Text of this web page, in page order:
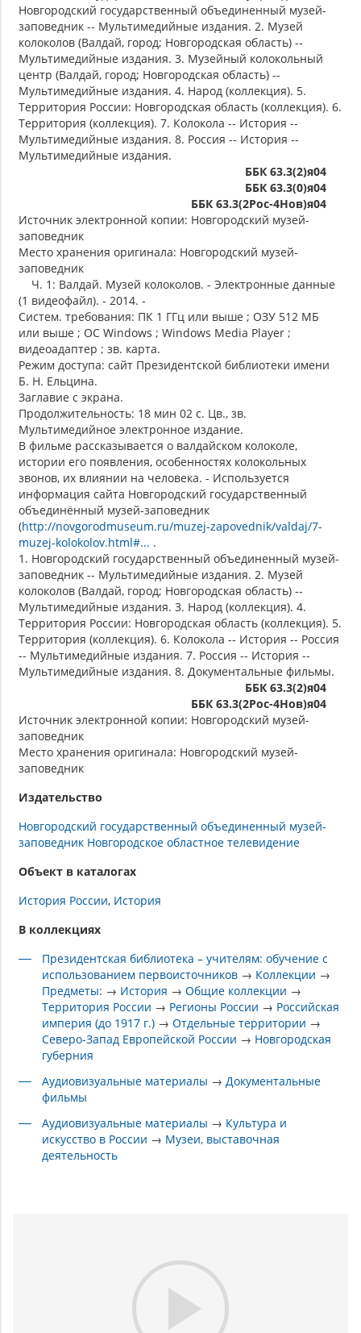
Новгородский государственный объединенный музей-
заповедник -- Мультимедийные издания. 2. Музей
колоколов (Валдай, город; Новгородская область) --
Мультимедийные издания. 3. Музейный колокольный
центр (Валдай, город; Новгородская область) --
Мультимедийные издания. 4. Народ (коллекция). 5.
Территория России: Новгородская область (коллекция). 6.
Территория (коллекция). 7. Колокола -- История --
Мультимедийные издания. 8. Россия -- История --
Мультимедийные издания.
ББК 63.3(2)я04
ББК 63.3(0)я04
ББК 63.3(2Рос-4Нов)я04
Источник электронной копии: Новгородский музей-
заповедник
Место хранения оригинала: Новгородский музей-
заповедник
Ч. 1: Валдай. Музей колоколов. - Электронные данные
(1 видеофайл). - 2014. -
Систем. требования: ПК 1 ГГц или выше ; ОЗУ 512 МБ
или выше ; ОС Windows ; Windows Media Player ;
видеоадаптер ; зв. карта.
Режим доступа: сайт Президентской библиотеки имени
Б. Н. Ельцина.
Заглавие с экрана.
Продолжительность: 18 мин 02 с. Цв., зв.
Мультимедийное электронное издание.
В фильме рассказывается о валдайском колоколе,
истории его появления, особенностях колокольных
звонов, их влиянии на человека. - Используется
информация сайта Новгородский государственный
объединённый музей-заповедник
(http://novgorodmuseum.ru/muzej-zapovednik/valdaj/7-
muzej-kolokolov.html#... .
1. Новгородский государственный объединенный музей-
заповедник -- Мультимедийные издания. 2. Музей
колоколов (Валдай, город; Новгородская область) --
Мультимедийные издания. 3. Народ (коллекция). 4.
Территория России: Новгородская область (коллекция). 5.
Территория (коллекция). 6. Колокола -- История -- Россия
-- Мультимедийные издания. 7. Россия -- История --
Мультимедийные издания. 8. Документальные фильмы.
ББК 63.3(2)я04
ББК 63.3(2Рос-4Нов)я04
Источник электронной копии: Новгородский музей-
заповедник
Место хранения оригинала: Новгородский музей-
заповедник
Издательство
Новгородский государственный объединенный музей-
заповедник Новгородское областное телевидение
Объект в каталогах
История России История
В коллекциях
Президентская библиотека – учителям: обучение с
использованием первоисточников → Коллекции →
Предметы: → История →Общие коллекции →
Территория России → Регионы России → Российская
империя (до 1917 г.) →Отдельные территории →
Северо-Запад Европейской России → Новгородская
губерния
Аудиовизуальные материалы →Документальные
фильмы
Аудиовизуальные материалы → Культура и
искусство в России → Музеи, выставочная
деятельность
Play